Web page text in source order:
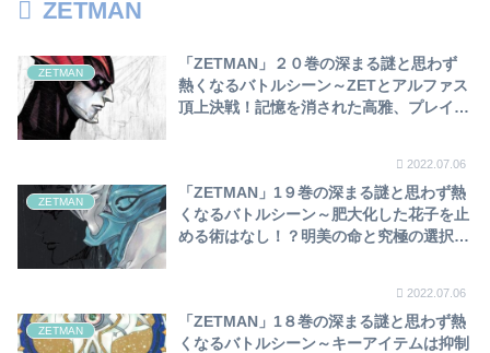
ZETMAN
ZETMAN
「ZETMAN」２０巻の深まる謎と思わず
熱くなるバトルシーン～ZETとアルファス
頂上決戦！記憶を消された高雅、プレイヤ
2022.07.06
ZETMAN
「ZETMAN」1９巻の深まる謎と思わず熱
くなるバトルシーン～肥大化した花子を止
める術はなし！？明美の命と究極の選択を
2022.07.06
ZETMAN
「ZETMAN」1８巻の深まる謎と思わず熱
くなるバトルシーン～キーアイテムは抑制